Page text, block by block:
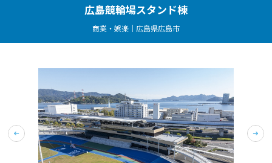
広島競輪場スタンド棟
商業・娯楽｜広島県広島市